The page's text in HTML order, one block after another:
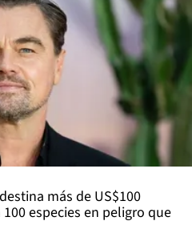
más de US$100
especies en peligro que